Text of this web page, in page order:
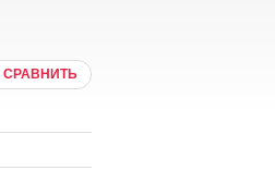
СРАВНИТЬ